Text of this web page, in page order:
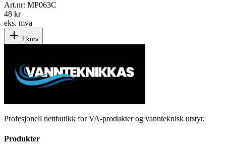
Art.nr: MP063C
48 kr
eks. mva
I kurv
Profesjonell nettbutikk for VA-produkter og vannteknisk utstyr.
Produkter